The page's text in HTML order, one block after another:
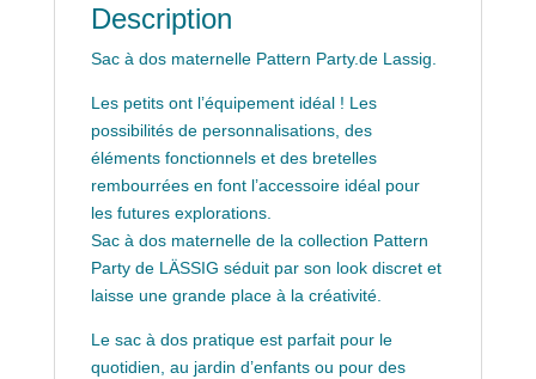
Description
Sac à dos maternelle Pattern Party.de Lassig.
Les petits ont l’équipement idéal ! Les
possibilités de personnalisations, des
éléments fonctionnels et des bretelles
rembourrées en font l’accessoire idéal pour
les futures explorations.
Sac à dos maternelle de la collection Pattern
Party de LÄSSIG séduit par son look discret et
laisse une grande place à la créativité.
Le sac à dos pratique est parfait pour le
quotidien, au jardin d’enfants ou pour des